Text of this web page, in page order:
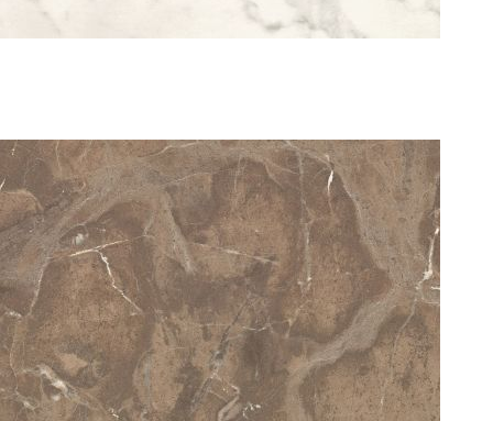
UTAH BROWN 0223